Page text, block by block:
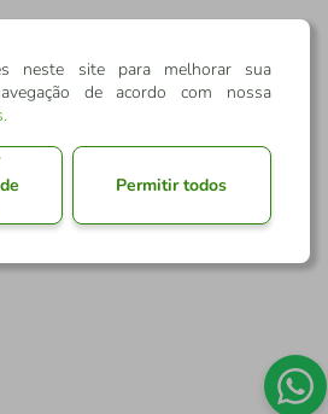
neste site para melhorar sua
de acordo com nossa
.
Permitir todos